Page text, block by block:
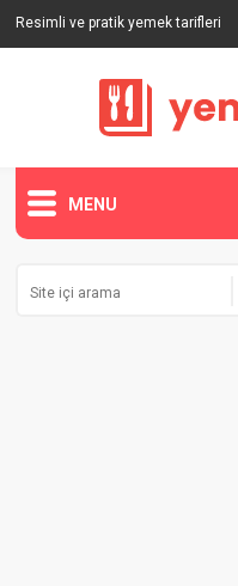
Resimli ve pratik yemek tarifleri
MENU